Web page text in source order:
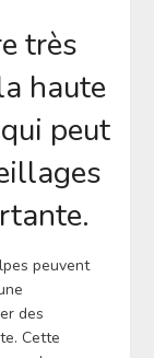
très
haute
peut
peuvent
des
Cette